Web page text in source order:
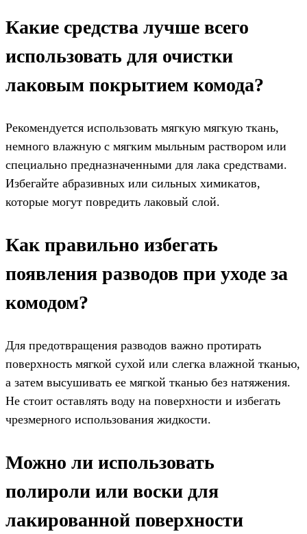
Какие средства лучше всего
использовать для очистки
лаковым покрытием комода?
Рекомендуется использовать мягкую мягкую ткань,
немного влажную с мягким мыльным раствором или
специально предназначенными для лака средствами.
Избегайте абразивных или сильных химикатов,
которые могут повредить лаковый слой.
Как правильно избегать
появления разводов при уходе за
комодом?
Для предотвращения разводов важно протирать
поверхность мягкой сухой или слегка влажной тканью,
а затем высушивать ее мягкой тканью без натяжения.
Не стоит оставлять воду на поверхности и избегать
чрезмерного использования жидкости.
Можно ли использовать
полироли или воски для
лакированной поверхности